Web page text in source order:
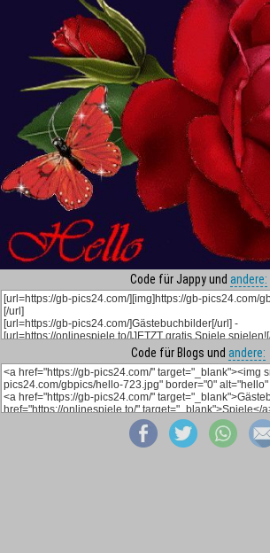
Code für Jappy und andere:
Code für Blogs und andere: